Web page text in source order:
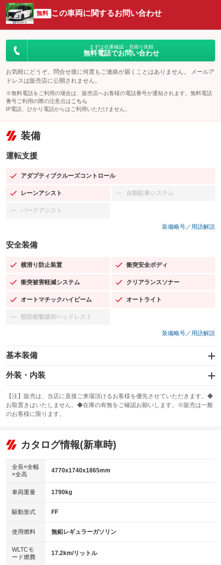
無料 この車両に関するお問い合わせ
まずは在庫確認・見積り依頼
無料電話でお問い合わせ
お気軽にどうぞ。問合せ後に何度もご連絡が届くことはありません。 メールア
ドレスは販売店に公開されません。
※無料電話をご利用の場合は、販売店へお客様の電話番号が通知されます。無料電話
番号ご利用の際の注意点は こちら
IP電話、ひかり電話からはご利用いただけません。
装備
運転支援
アダプティブクルーズコントロール
：装備あり
レーンアシスト
：装備あり 自動駐車システム
：装備なし
パークアシスト
：装備なし
装備略号／用語解説
安全装備
横滑り防止装置
：装備あり 衝突安全ボディ
：装備あり
衝突被害軽減システム
：装備あり クリアランスソナー
：装備あり
オートマチックハイビーム
：装備あり オートライト
：装備あり
頸部衝撃緩和ヘッドレスト
：装備なし
装備略号／用語解説
基本装備
エアバッグ：運転席/助手席/サイド
：装備あり
：装備あり
サンルーフ
：装備なし ABS
リフトアップ
：装備なし
：装備なし
パワーウィンドウ
アイドリングストップ
：装備なし
USB入力端子
：装備なし
100V電源
：装備なし
センターデフロック
：装備なし
外装・内装
カーナビ：SDナビ
：装備あり
TV：フルセグ
：装備あり
ビジュアル：ブルーレイ再生／DVD再生
：装備あり
：装備あり
革シート
キーレス
HID(キセノンライト)
：装備なし
バックカメラ
：装備あり
エアロ
：装備なし
【注】販売は、当店に直接ご来場頂けるお客様を優先させていただきます。◆
お取置きはいたしません。◆在庫の有無をご確認お願いします。※販売は一般
のお客様に限ります。
カタログ情報(新車時)
全長×全幅
×全高
4770x1740x1865mm
車両重量 1790kg
駆動形式 FF
使用燃料 無鉛レギュラーガソリン
WLTCモ
ード燃費
17.2km/リットル